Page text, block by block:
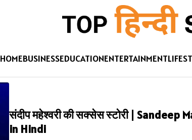
HOMEBUSINESSEDUCATIONENTERTAINMENT
संदीप महेश्वरी की सक्सेस स्टोरी |
in Hindi